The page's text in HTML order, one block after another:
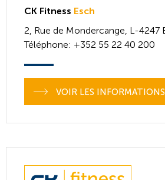
CK Fitness Esch
2, Rue de Mondercange, L-4247
Téléphone: +352 55 22 40 200
VOIR LES INFORMATIONS